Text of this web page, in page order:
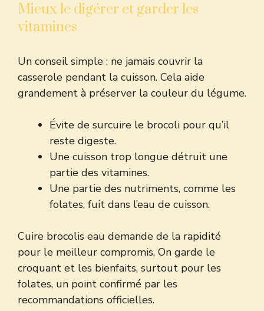
Mieux le digérer et garder les
vitamines
Un conseil simple : ne jamais couvrir la
casserole pendant la cuisson. Cela aide
grandement à préserver la couleur du légume.
Évite de surcuire le brocoli pour qu’il
reste digeste.
Une cuisson trop longue détruit une
partie des vitamines.
Une partie des nutriments, comme les
folates, fuit dans l’eau de cuisson.
Cuire brocolis eau demande de la rapidité
pour le meilleur compromis. On garde le
croquant et les bienfaits, surtout pour les
folates, un point confirmé par les
recommandations officielles.